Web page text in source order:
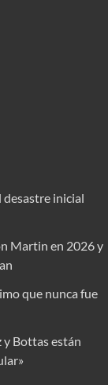
desastre inicial
Martin en 2026 y
que nunca fue
y Bottas están